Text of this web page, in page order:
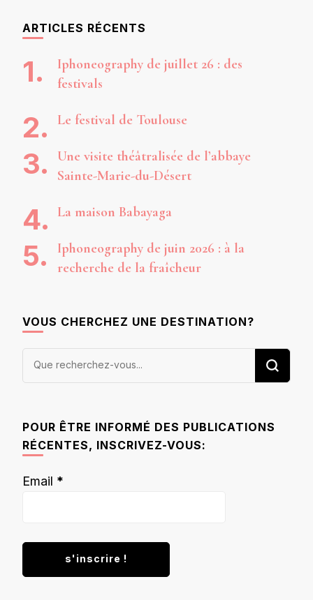
ARTICLES RÉCENTS
Iphoneography de juillet 26 : des
festivals
Le festival de Toulouse
Une visite théâtralisée de l’abbaye
Sainte-Marie-du-Désert
La maison Babayaga
Iphoneography de juin 2026 : à la
recherche de la fraîcheur
VOUS CHERCHEZ UNE DESTINATION?
Vous
POUR ÊTRE INFORMÉ DES PUBLICATIONS
RÉCENTES, INSCRIVEZ-VOUS:
Email *